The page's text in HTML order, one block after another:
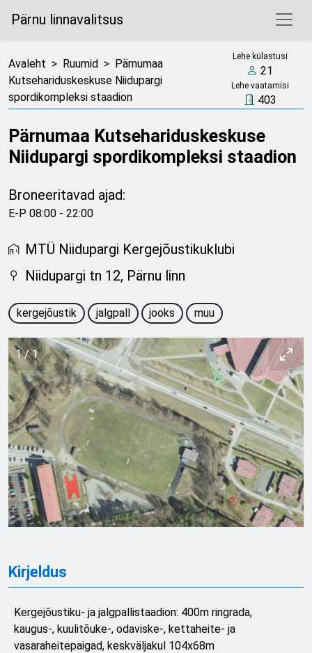
Pärnu linnavalitsus
Avaleht > Ruumid > Pärnumaa
Kutsehariduskeskuse Niidupargi
spordikompleksi staadion
Lehe külastusi
21
Lehe vaatamisi
403
Pärnumaa Kutsehariduskeskuse
Niidupargi spordikompleksi staadion
Broneeritavad ajad:
E-P 08:00 - 22:00
MTÜ Niidupargi Kergejõustikuklubi
Niidupargi tn 12, Pärnu linn
kergejõustik jalgpall jooks muu
1/1
Kirjeldus
Kergejõustiku- ja jalgpallistaadion: 400m ringrada,
kaugus-, kuulitõuke-, odaviske-, kettaheite- ja
vasaraheitepaigad, keskväljakul 104x68m